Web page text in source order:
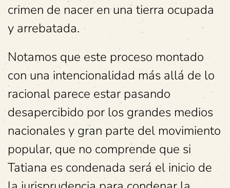
crimen de nacer en una tierra ocupada
y arrebatada.
Notamos que este proceso montado
con una intencionalidad más allá de lo
racional parece estar pasando
desapercibido por los grandes medios
nacionales y gran parte del movimiento
popular, que no comprende que si
Tatiana es condenada será el inicio de